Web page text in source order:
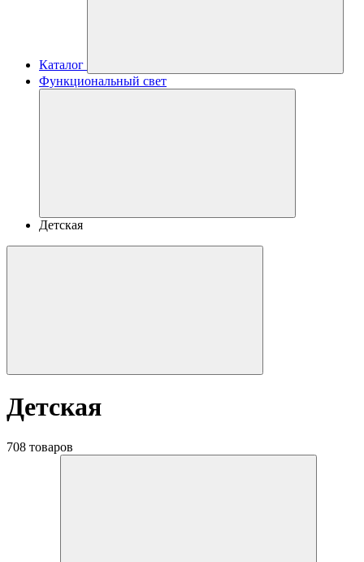
Каталог
Функциональный свет
Детская
Детская
708 товаров